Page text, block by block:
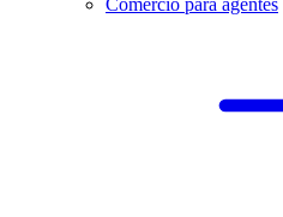
Comercio para agentes